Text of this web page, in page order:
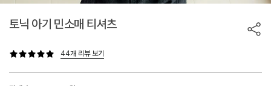
토닉 아기 민소매 티셔츠
44개 리뷰 보기